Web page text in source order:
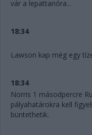
vár a lepattanóra...
18:34
Lawson kap még egy
18:34
Norris 1 másodpercre
pályahatárokra kell
büntethetik.